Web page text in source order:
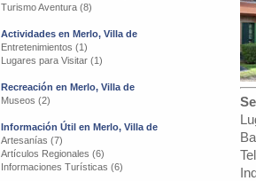
Turismo Aventura (8)
Actividades en Merlo, Villa de
Entretenimientos (1)
Lugares para Visitar (1)
Recreación en Merlo, Villa de
Museos (2)
Información Útil en Merlo, Villa de
Artesanías (7)
Artículos Regionales (6)
Informaciones Turísticas (6)